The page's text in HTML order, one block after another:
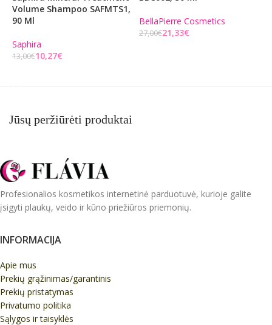
Volume Shampoo SAFMTS1,
90 Ml
Saphira
13,00€10,27€
BellaPierre Cosmetics
27,00€21,33€
Jūsų peržiūrėti produktai
Profesionalios kosmetikos internetinė parduotuvė, kurioje galite
įsigyti plaukų, veido ir kūno priežiūros priemonių.
INFORMACIJA
Apie mus
Prekių grąžinimas/garantinis
Prekių pristatymas
Privatumo politika
Sąlygos ir taisyklės